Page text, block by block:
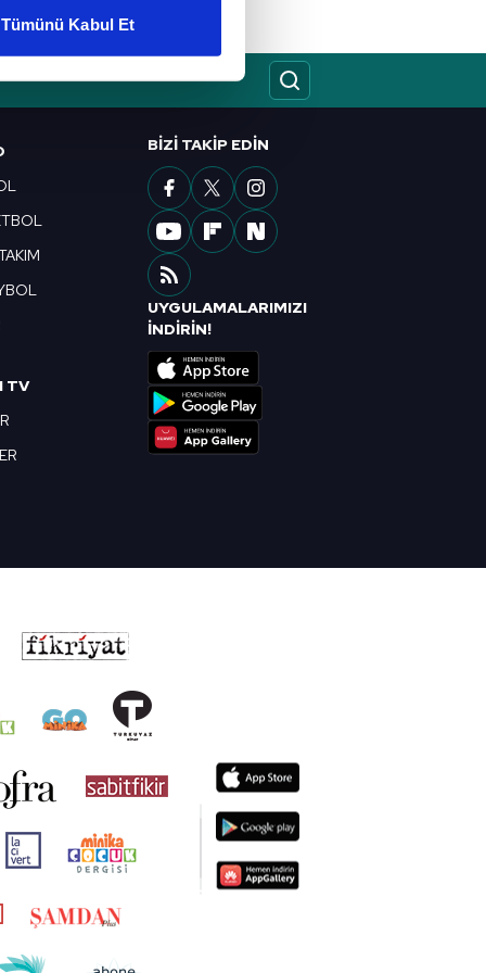
gösterilmeyecektir."
kullanılmaktadır. Bu
sunulması
ve sizlere yönelik
detaylı bilgi için Ayarlar
ve sitemizde ilgili
Tümünü Kabul Et
TV
BIZI TAKIP EDIN
UYGULAMALARIMIZI
İNDİRİN!